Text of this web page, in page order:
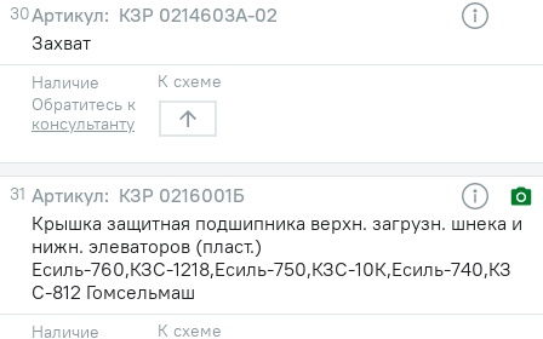
30
КЗР 0214603А-02
Захват
Наличие
Обратитесь к
консультанту
К схеме
31
КЗР 0216001Б
Крышка защитная подшипника верхн. загрузн. шнека и
нижн. элеваторов (пласт.)
Есиль-760,КЗС-1218,Есиль-750,КЗС-10К,Есиль-740,КЗ
С-812 Гомсельмаш
Наличие К схеме